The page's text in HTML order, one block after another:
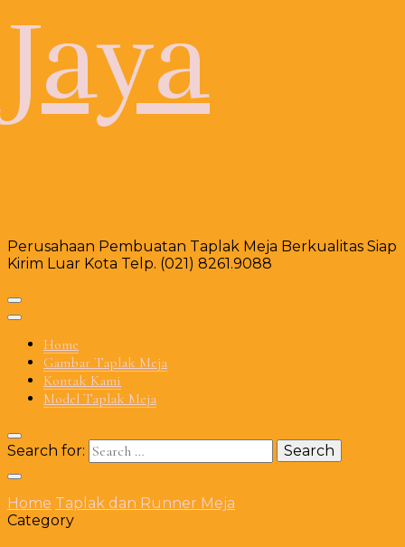
Jaya
Perusahaan Pembuatan Taplak Meja Berkualitas Siap
Kirim Luar Kota Telp. (021) 8261.9088
Home
Gambar Taplak Meja
Kontak Kami
Model Taplak Meja
Search for:
Home Taplak dan Runner Meja
Category